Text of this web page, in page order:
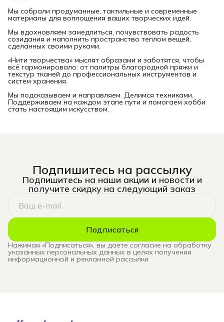
Мы собрали продуманные, тактильные и современные
материалы для воплощения ваших творческих идей.
Мы вдохновляем замедлиться, почувствовать радость
созидания и наполнить пространство теплом вещей,
сделанных своими руками.
«Нити творчества» мыслят образами и заботятся, чтобы
всё гармонировало: от палитры благородной пряжи и
текстур тканей до профессиональных инструментов и
систем хранения.
Мы подсказываем и направляем. Делимся техниками.
Поддерживаем на каждом этапе пути и помогаем хобби
стать настоящим искусством.
Подпишитесь на рассылку
Подпишитесь на наши акции и новости и
получите скидку на следующий заказ
Подписаться
Нажимая «Подписаться», вы даете согласие на обработку
указанных персональных данных в целях получения
информационной и рекламной рассылки